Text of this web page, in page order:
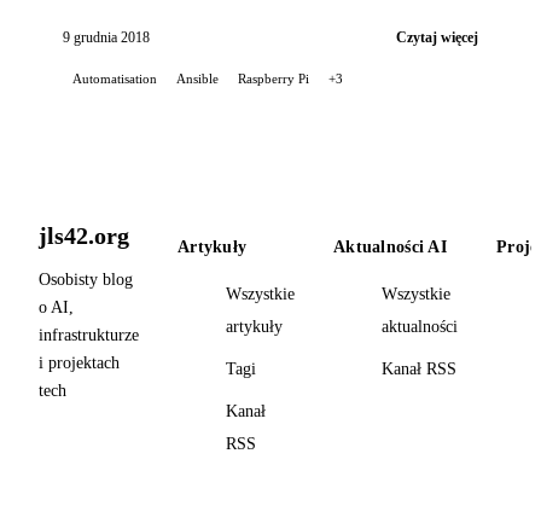
9 grudnia 2018 Czytaj więcej
Automatisation Ansible Raspberry Pi +3
jls42.org
Osobisty blog
o AI,
infrastrukturze
i projektach
tech
Artykuły
Wszystkie
artykuły
Tagi
Kanał
RSS
Aktualności AI
Wszystkie
aktualności
Kanał RSS